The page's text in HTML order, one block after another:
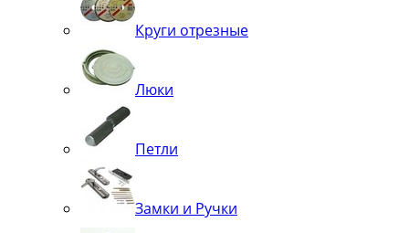
Круги отрезные
Люки
Петли
Замки и Ручки